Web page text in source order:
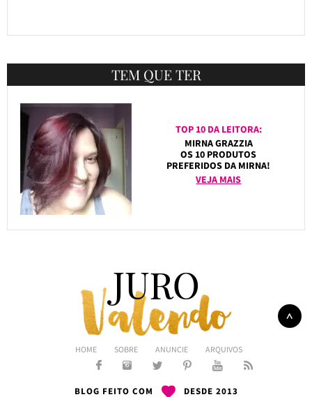
TEM QUE TER
TOP 10 DA LEITORA:
MIRNA GRAZZIA
OS 10 PRODUTOS
PREFERIDOS DA MIRNA!
VEJA MAIS
HOME SOBRE ANUNCIE ARQUIVOS
BLOG FEITO COM DESDE 2013